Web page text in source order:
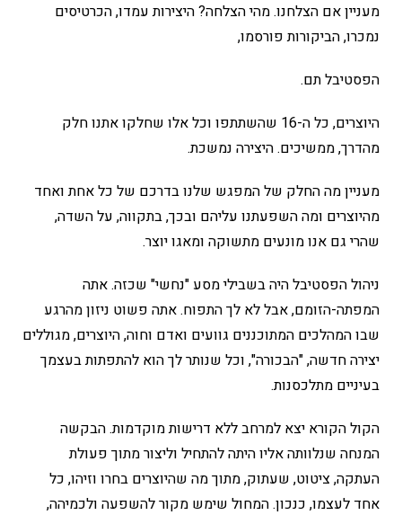
מעניין אם הצלחנו. מהי הצלחה? היצירות עמדו, הכרטיסים
נמכרו, הביקורות פורסמו,
הפסטיבל תם.
היוצרים, כל ה-16 שהשתתפו וכל אלו שחלקו אתנו חלק
מהדרך, ממשיכים. היצירה נמשכת.
מעניין מה החלק של המפגש שלנו בדרכם של כל אחת ואחד
מהיוצרים ומה השפעתנו עליהם ובכך, בתקווה, על השדה,
שהרי גם אנו מונעים מתשוקה ומאגו יוצר.
ניהול הפסטיבל היה בשבילי מסע "נחשי" שכזה. אתה
המפתה-הזומם, אבל לא לך התפוח. אתה פשוט ניזון מהרגע
שבו המהלכים המתוכננים גוועים ואדם וחוה, היוצרים, מגוללים
יצירה חדשה, "הבכורה", וכל שנותר לך הוא להתפתות בעצמך
בעיניים מתלכסנות.
הקול הקורא יצא למרחב ללא דרישות מוקדמות. הבקשה
המנחה שנלוותה אליו היתה להתחיל וליצור מתוך פעולת
העתקה, ציטוט, שעתוק, מתוך מה שהיוצרים בחרו וזיהו, כל
אחד לעצמו, כנכון. המחול שימש מקור להשפעה ולכמיהה,